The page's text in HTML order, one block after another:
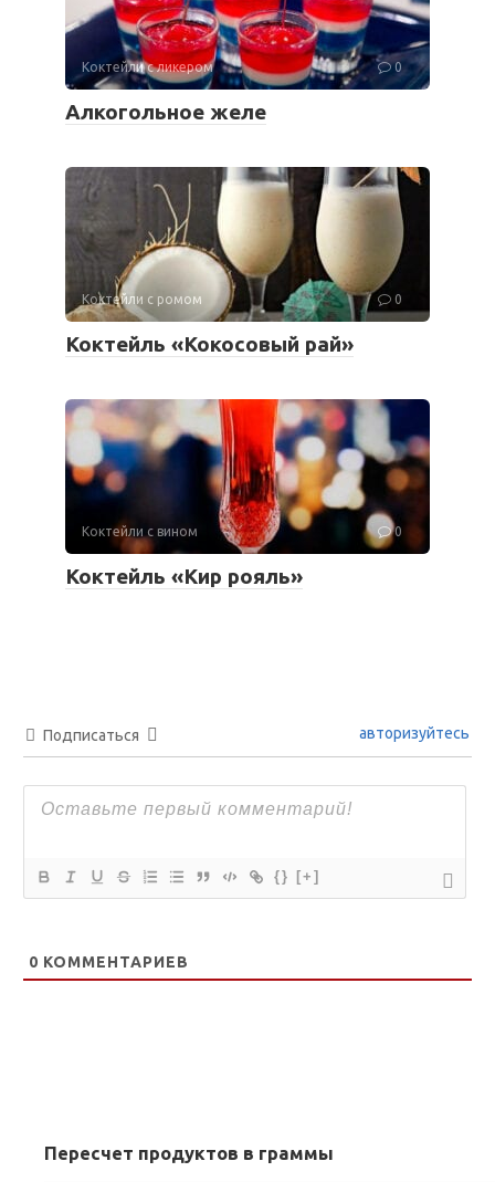
Коктейли с ликером 0
Алкогольное желе
Коктейли с ромом 0
Коктейль «Кокосовый рай»
Коктейли с вином 0
Коктейль «Кир рояль»
Подписаться авторизуйтесь
{} [+]
0 КОММЕНТАРИЕВ
Пересчет продуктов в граммы